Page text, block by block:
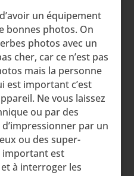
un équipement
bonnes photos. On
photos avec un
cher, car ce n’est pas
mais la personne
est important c’est
Ne vous laissez
ou par des
par un
ou des super-
important est
à interroger les